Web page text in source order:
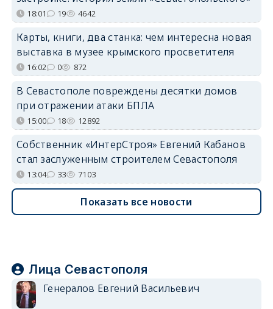
18:01 19 4642
Карты, книги, два станка: чем интересна новая
выставка в музее крымского просветителя
16:02 0 872
В Севастополе повреждены десятки домов
при отражении атаки БПЛА
15:00 18 12892
Собственник «ИнтерСтроя» Евгений Кабанов
стал заслуженным строителем Севастополя
13:04 33 7103
Показать все новости
Лица Севастополя
Генералов Евгений Васильевич